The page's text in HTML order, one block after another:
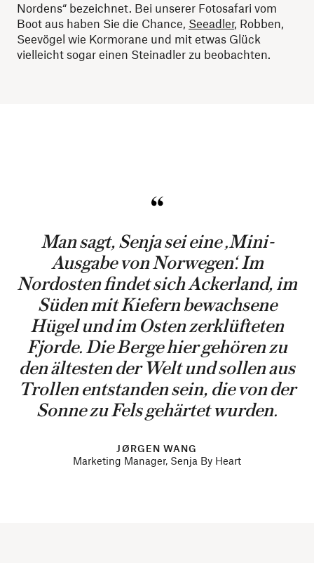
Nordens“ bezeichnet. Bei unserer Fotosafari vom
Boot aus haben Sie die Chance, Seeadler, Robben,
Seevögel wie Kormorane und mit etwas Glück
vielleicht sogar einen Steinadler zu beobachten.
Man sagt, Senja sei eine ‚Mini-
Ausgabe von Norwegen‘. Im
Nordosten findet sich Ackerland, im
Süden mit Kiefern bewachsene
Hügel und im Osten zerklüfteten
Fjorde. Die Berge hier gehören zu
den ältesten der Welt und sollen aus
Trollen entstanden sein, die von der
Sonne zu Fels gehärtet wurden.
JØRGEN WANG
Marketing Manager, Senja By Heart